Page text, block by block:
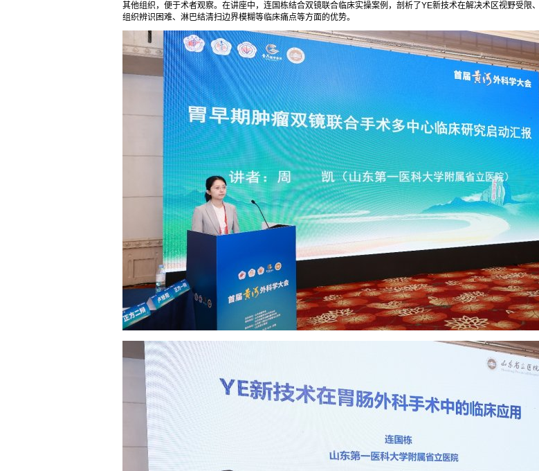
其他组织，便于术者观察。在讲座中，连国栋结合双镜联合临床实操案例，剖析了YE新技术在解决术区视野受限
组织辨识困难、淋巴结清扫边界模糊等临床痛点等方面的优势。